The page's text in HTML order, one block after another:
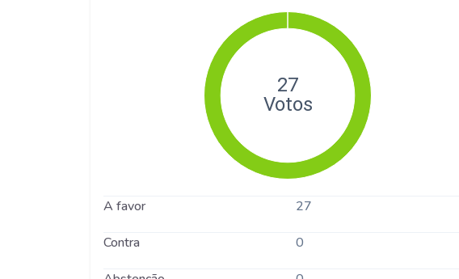
A favor 27
Contra 0